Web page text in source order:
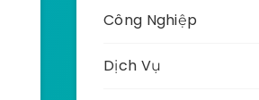
Công Nghiệp
Dịch Vụ